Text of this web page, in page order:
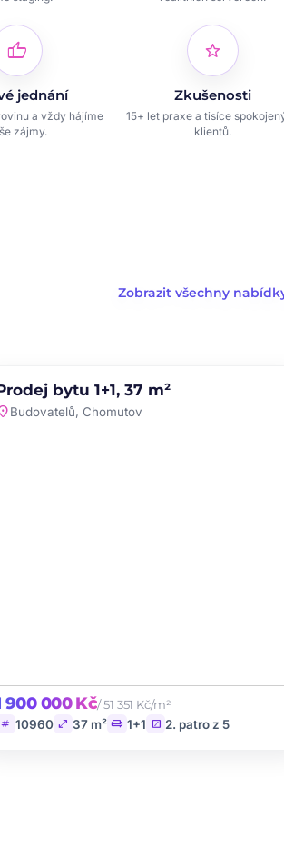
thumb_up
jednání
a vždy hájíme
zájmy.
star
Zkušenosti
15+ let praxe a tisíce
klientů.
Zobrazit všechny
bytu 1+1, 37 m²
Budovatelů, Chomutov
900 000 Kč/ 51 351 Kč/m²
10960 open_in_full 37 m² chair 1+1 stairs 2. patro z 5